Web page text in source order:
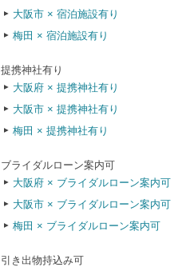
大阪市 × 宿泊施設有り
梅田 × 宿泊施設有り
提携神社有り
大阪府 × 提携神社有り
大阪市 × 提携神社有り
梅田 × 提携神社有り
ブライダルローン案内可
大阪府 × ブライダルローン案内可
大阪市 × ブライダルローン案内可
梅田 × ブライダルローン案内可
引き出物持込み可